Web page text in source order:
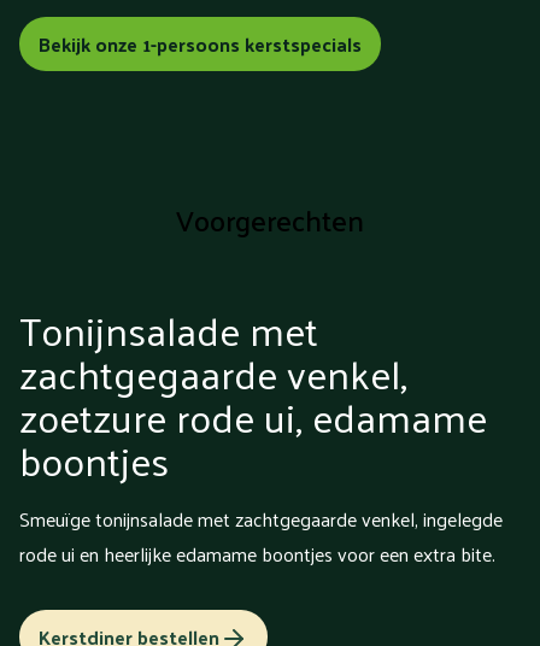
Bekijk onze 1-persoons kerstspecials
Voorgerechten
Tonijnsalade met
zachtgegaarde venkel,
zoetzure rode ui, edamame
boontjes
Smeuïge tonijnsalade met zachtgegaarde venkel, ingelegde
rode ui en heerlijke edamame boontjes voor een extra bite.
Kerstdiner bestellen